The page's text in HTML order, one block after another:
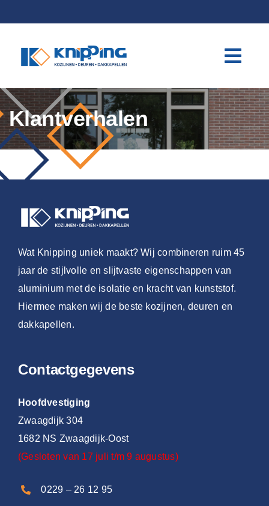
to
Klantverhalen
Wat Knipping uniek maakt? Wij combineren ruim 45
jaar de stijlvolle en slijtvaste eigenschappen van
aluminium met de isolatie en kracht van kunststof.
Hiermee maken wij de beste kozijnen, deuren en
dakkapellen.
Contactgegevens
Hoofdvestiging
Zwaagdijk 304
1682 NS Zwaagdijk-Oost
(Gesloten van 17 juli t/m 9 augustus)
0229 – 26 12 95